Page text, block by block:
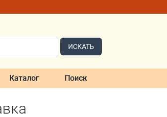
ИСКАТЬ
Каталог Поиск